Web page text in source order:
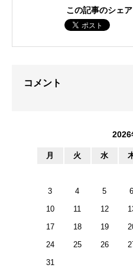
この記事のシェ
コメント
2026
月 火 水
3
4 5 6
10
11 12
17
18 19
24
25 26
31